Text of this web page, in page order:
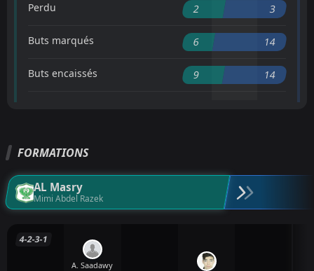
Perdu 2 3
Buts marqués 6 14
Buts encaissés 9 14
FORMATIONS
AL Masry
Mimi Abdel Razek
4-2-3-1
A. Saadawy